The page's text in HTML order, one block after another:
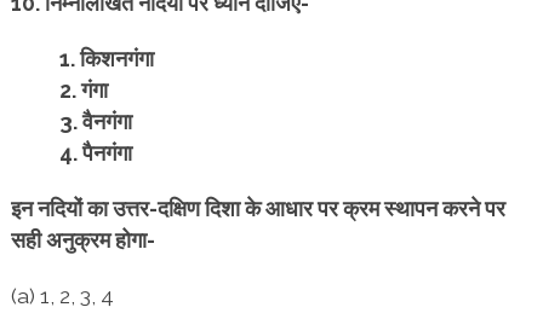
1. किशनगंगा
2. गंगा
3. वैनगंगा
4. पैनगंगा
इन नदियों का उत्तर-दक्षिण दिशा के आधार पर क्रम स्थापनकरने पर
सही अनुक्रम होगा-
(a) 1, 2, 3, 4